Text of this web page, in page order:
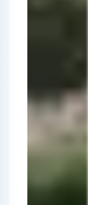
✓
📅 17 lis 2025
usterki: